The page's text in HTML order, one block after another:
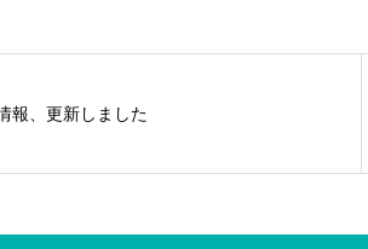
報、更新しました